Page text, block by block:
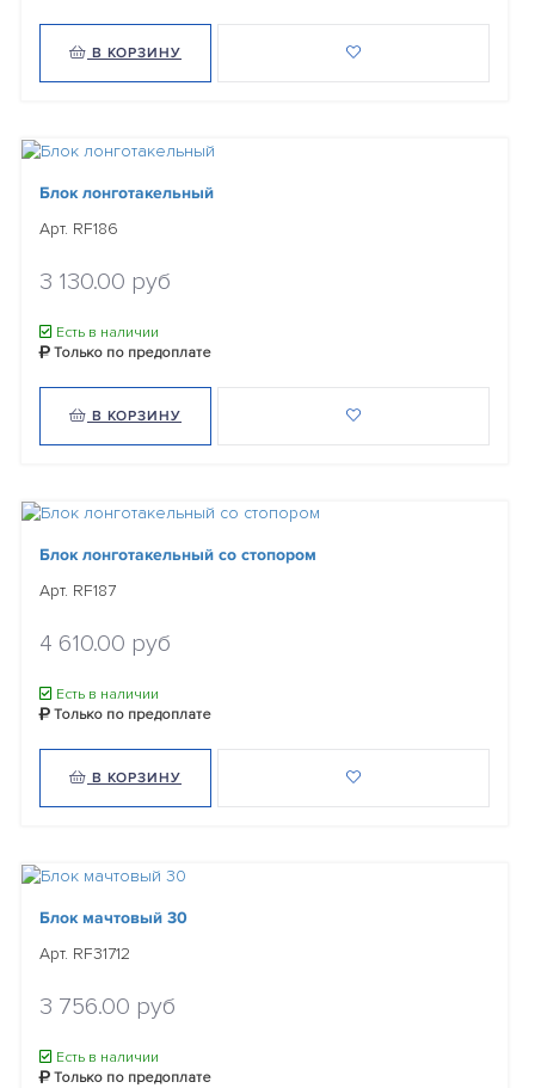
В КОРЗИНУ
Блок лонготакельный
Арт. RF186
3 130.00 руб
Есть в наличии
Только по предоплате
В КОРЗИНУ
Блок лонготакельный со стопором
Арт. RF187
4 610.00 руб
Есть в наличии
Только по предоплате
В КОРЗИНУ
Блок мачтовый 30
Арт. RF31712
3 756.00 руб
Есть в наличии
Только по предоплате